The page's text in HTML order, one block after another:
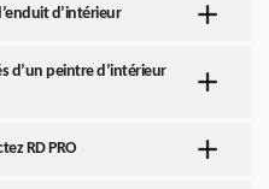
d’intérieur
d’un peintre d’intérieur
RD PRO